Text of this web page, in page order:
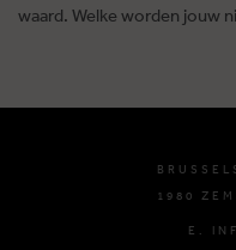
waard. Welke worden jouw
1980
E.